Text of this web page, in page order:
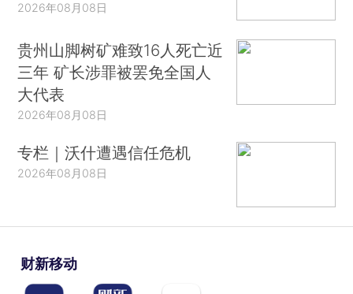
2026年08月08日
贵州山脚树矿难致16人死亡近
三年 矿长涉罪被罢免全国人
大代表
2026年08月08日
专栏｜沃什遭遇信任危机
2026年08月08日
财新移动